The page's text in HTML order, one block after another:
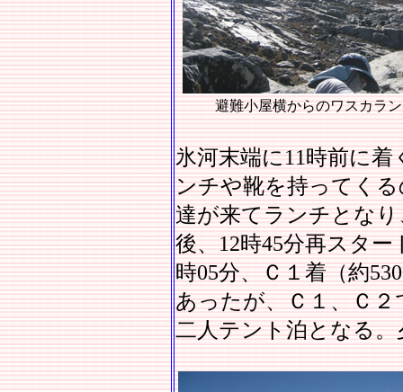
避難小屋横からのワスカラン
氷河末端に11時前に着
ンチや靴を持ってく
達が来てランチとな
後、12時45分再スタ
時05分、Ｃ１着（約
あったが、Ｃ１、Ｃ
二人テント泊となる